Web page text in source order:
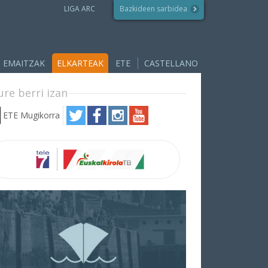
EMAITZAK ELKARTEAK ETE CASTELLANO
LIGA ARC Bazkideen sarbidea
berri izan
ETE Mugikorra